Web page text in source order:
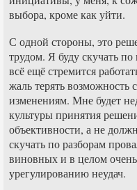
выбора, кроме как уйти.
С одной стороны, это
трудом. Я буду скучать
всё ещё стремится
жаль терять возможность
изменениям. Мне будет
культуры принятия
объективности, а не
скучать по разборам
виновных и в целом
урегулированию неудач.